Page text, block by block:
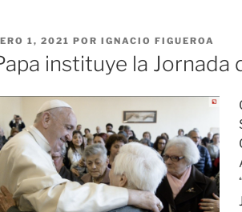
1, 2021 POR IGNACIO FIGUEROA
instituye la